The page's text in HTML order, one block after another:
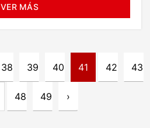
VER MÁS
38 39 40 41 42 43
48 49 ›